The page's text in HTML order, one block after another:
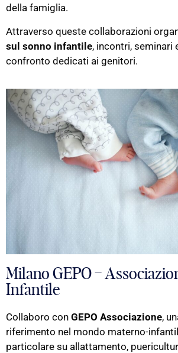
della famiglia.
Attraverso queste collaborazioni
sul sonno infantile, incontri, seminari
confronto dedicati ai genitori.
Milano GEPO –
Infantile
Collaboro con GEPO Associazione,
riferimento nel mondo materno-
particolare su allattamento,